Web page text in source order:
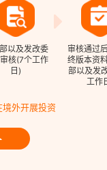
以及发改委
核(7个工作
日)
审核通过
终版本资
部以及发
工作
外开展投资